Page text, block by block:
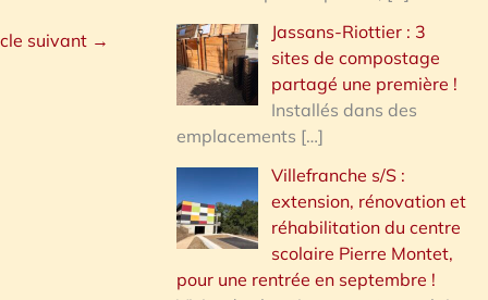
suivant →
Jassans-Riottier : 3
sites de compostage
partagé une première !
Installés dans des
emplacements […]
Villefranche s/S :
extension, rénovation et
réhabilitation du centre
scolaire Pierre Montet,
pour une rentrée en septembre !